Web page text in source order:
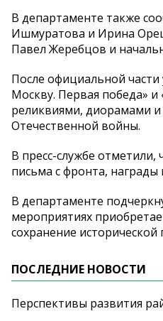
В департаменте также
Ишмуратова и Ирина
Павел Жеребцов и
После официальной
Москву. Первая победа»
реликвиями, диорамами
Отечественной войны.
В пресс-службе
письма с фронта,
В департаменте
мероприятиях
сохранение исторической
ПОСЛЕДНИЕ НОВОСТИ
Перспективы развития